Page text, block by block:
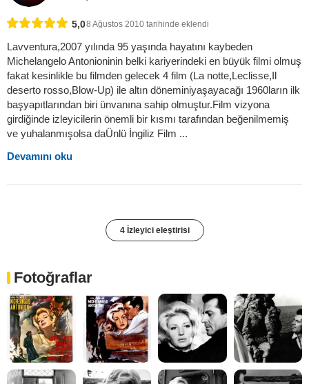
5,08 Ağustos 2010 tarihinde eklendi
Lavventura,2007 yılında 95 yaşında hayatını kaybeden
Michelangelo Antonioninin belki kariyerindeki en büyük filmi olmuş
fakat kesinlikle bu filmden gelecek 4 film (La notte,Leclisse,Il
deserto rosso,Blow-Up) ile altın döneminiyaşayacağı 1960ların ilk
başyapıtlarından biri ünvanına sahip olmuştur.Film vizyona
girdiğinde izleyicilerin önemli bir kısmı tarafından beğenilmemiş
ve yuhalanmışolsa daÜnlü İngiliz Film ...
Devamını oku
4 İzleyici eleştirisi
Fotoğraflar